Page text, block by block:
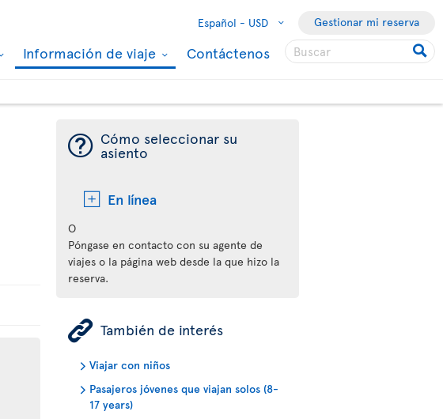
Español - USD Gestionar mi reserva
Información de viaje Contáctenos
¯ Cómo seleccionar su
asiento
En línea
O
Póngase en contacto con su agente de
viajes o la página web desde la que hizo la
reserva.
ÿ También de interés
Viajar con niños
Pasajeros jóvenes que viajan solos (8-
17 years)